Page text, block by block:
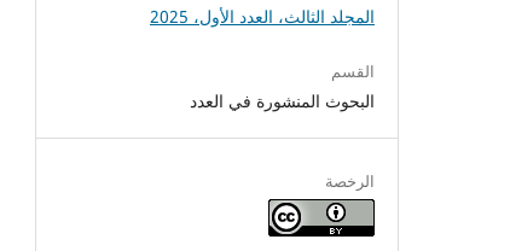
المجلد الثالث، العدد الأول، 2025
القسم
البحوث المنشورة في العدد
الرخصة